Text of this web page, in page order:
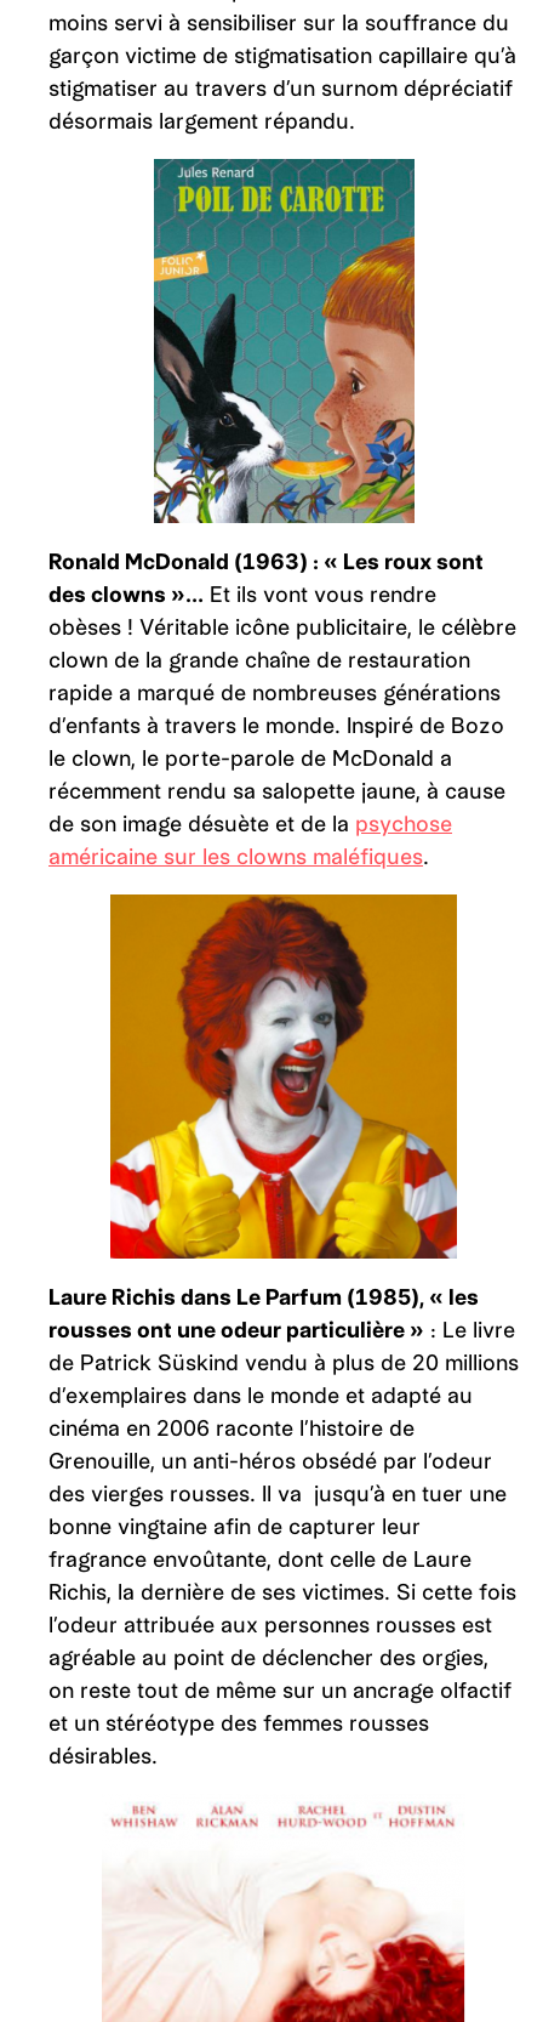
moins servi à sensibiliser sur la souffrance du
garçon victime de stigmatisation capillaire qu’à
stigmatiser au travers d’un surnom dépréciatif
désormais largement répandu.
Ronald McDonald (1963) : « Les roux sont
des clowns »… Et ils vont vous rendre
obèses ! Véritable icône publicitaire, le célèbre
clown de la grande chaîne de restauration
rapide a marqué de nombreuses générations
d’enfants à travers le monde. Inspiré de Bozo
le clown, le porte-parole de McDonald a
récemment rendu sa salopette jaune, à cause
de son image désuète et de la psychose
américaine sur les clowns maléfiques.
Laure Richis dans Le Parfum (1985), « les
rousses ont une odeur particulière » : Le livre
de Patrick Süskind vendu à plus de 20 millions
d’exemplaires dans le monde et adapté au
cinéma en 2006 raconte l’histoire de
Grenouille, un anti-héros obsédé par l’odeur
des vierges rousses. Il va jusqu’à en tuer une
bonne vingtaine afin de capturer leur
fragrance envoûtante, dont celle de Laure
Richis, la dernière de ses victimes. Si cette fois
l’odeur attribuée aux personnes rousses est
agréable au point de déclencher des orgies,
on reste tout de même sur un ancrage olfactif
et un stéréotype des femmes rousses
désirables.